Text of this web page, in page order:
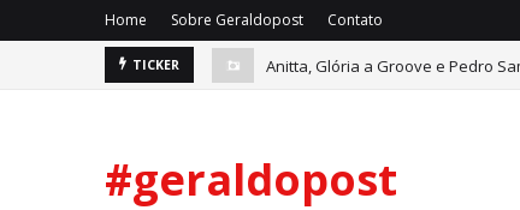
Home Sobre Geraldopost Contato
TICKER Anitta, Glória a Groove e Pedro
#geraldopost